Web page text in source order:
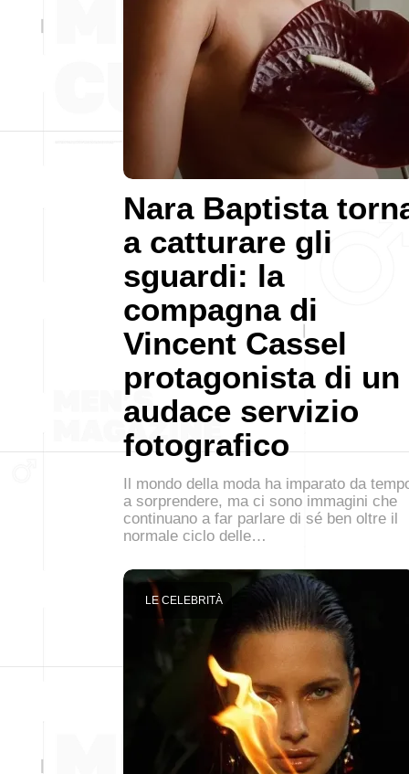
Nara Baptista
a catturare gli
sguardi: la
compagna di
Vincent Cassel
protagonista di un
audace servizio
fotografico
Il mondo della moda ha imparato da
a sorprendere, ma ci sono immagini che
continuano a far parlare di sé ben oltre il
normale ciclo delle…
LE CELEBRITÀ